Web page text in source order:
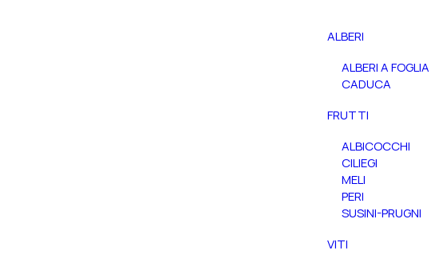
ALBERI
ALBERI A FOGLIA
CADUCA
FRUTTI
ALBICOCCHI
CILIEGI
MELI
PERI
SUSINI-PRUGNI
VITI